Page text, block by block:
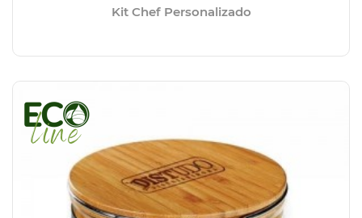
Kit Chef Personalizado